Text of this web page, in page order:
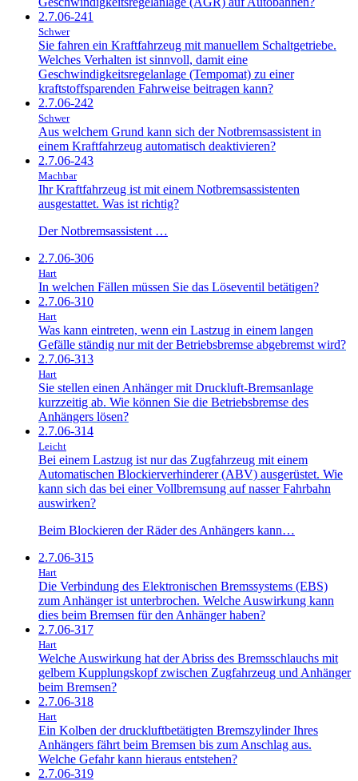
2.7.06-241
Schwer
Sie fahren ein Kraftfahrzeug mit manuellem Schaltgetriebe.
Welches Verhalten ist sinnvoll, damit eine
Geschwindigkeitsregelanlage (Tempomat) zu einer
kraftstoffsparenden Fahrweise beitragen kann?
2.7.06-242
Schwer
Aus welchem Grund kann sich der Notbremsassistent in
einem Kraftfahrzeug automatisch deaktivieren?
2.7.06-243
Machbar
Ihr Kraftfahrzeug ist mit einem Notbremsassistenten
ausgestattet. Was ist richtig?
Der Notbremsassistent …
2.7.06-306
Hart
In welchen Fällen müssen Sie das Löseventil betätigen?
2.7.06-310
Hart
Was kann eintreten, wenn ein Lastzug in einem langen
Gefälle ständig nur mit der Betriebsbremse abgebremst wird?
2.7.06-313
Hart
Sie stellen einen Anhänger mit Druckluft-Bremsanlage
kurzzeitig ab. Wie können Sie die Betriebsbremse des
Anhängers lösen?
2.7.06-314
Leicht
Bei einem Lastzug ist nur das Zugfahrzeug mit einem
Automatischen Blockierverhinderer (ABV) ausgerüstet. Wie
kann sich das bei einer Vollbremsung auf nasser Fahrbahn
auswirken?
Beim Blockieren der Räder des Anhängers kann…
2.7.06-315
Hart
Die Verbindung des Elektronischen Bremssystems (EBS)
zum Anhänger ist unterbrochen. Welche Auswirkung kann
dies beim Bremsen für den Anhänger haben?
2.7.06-317
Hart
Welche Auswirkung hat der Abriss des Bremsschlauchs mit
gelbem Kupplungskopf zwischen Zugfahrzeug und Anhänger
beim Bremsen?
2.7.06-318
Hart
Ein Kolben der druckluftbetätigten Bremszylinder Ihres
Anhängers fährt beim Bremsen bis zum Anschlag aus.
Welche Gefahr kann hieraus entstehen?
2.7.06-319